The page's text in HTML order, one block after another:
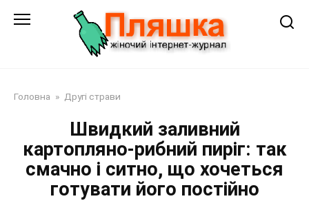
Головна » Другі страви
Швидкий заливний
картопляно-рибний пиріг: так
смачно і ситно, що хочеться
готувати його постійно